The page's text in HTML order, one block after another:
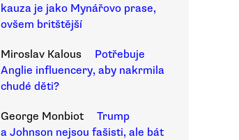
kauza je jako Mynářovo prase,
ovšem britštější
Miroslav Kalous
Potřebuje
Anglie influencery, aby nakrmila
chudé děti?
George Monbiot
Trump
a Johnson nejsou fašisti, ale bát